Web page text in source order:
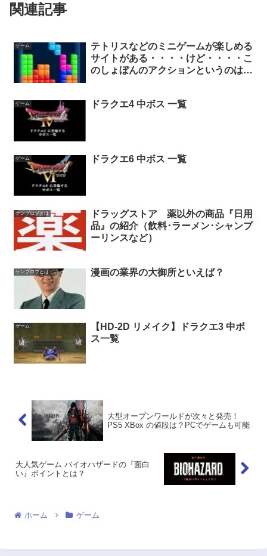
関連記事
ゲーム
テトリスなどのミニゲームが楽しめる
サイトがある・・・・けど・・・・こ
のしょぼんのアクションというのはい
ゲーム ドラクエ4 中ボス 一覧
ゲーム ドラクエ6 中ボス 一覧
ケンブロブとは
ドラッグストア 薬以外の商品『日用
品』の紹介（飲料･ラーメン･シャンプ
ーリンスなど）
ケンブロブとは 漫画の業界の大御所といえば？
ゲーム
【HD-2D リメイク】ドラクエ3 中ボ
ス一覧
大型オープンワールドが次々と発売！
PS5 XBox の値段は？PCでゲームも可能
大人気ゲーム バイオハザードの『面白
い』ポイントとは？
ホーム ゲーム